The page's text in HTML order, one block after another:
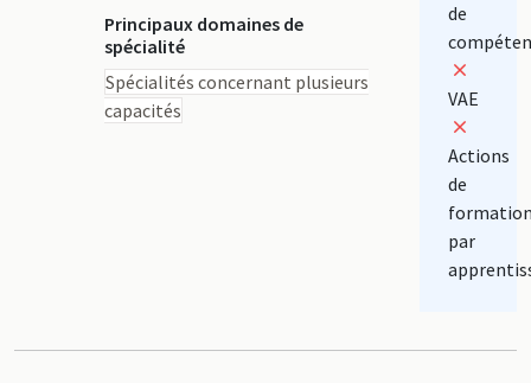
Principaux domaines de
spécialité
Spécialités concernant plusieurs
capacités
de
VAE
Actions
de
par